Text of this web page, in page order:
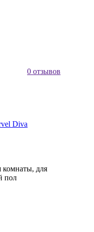
0 отзывов
Diva
комнаты, для
пол